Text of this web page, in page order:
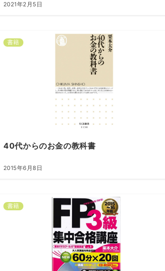
2021年2月5日
書籍
40代からのお金の教科書
2015年6月8日
書籍